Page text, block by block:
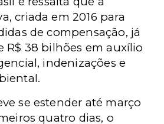
criada em 2016 para
de compensação, já
R$ 38 bilhões em auxílio
indenizações e
se estender até março
quatro dias, o